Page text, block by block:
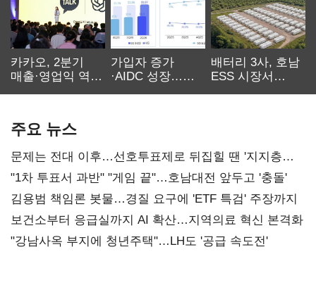
카카오, 2분기
매출·영업익 역대
가입자 증가
·AIDC 성장…
배터리 3사, 호남
ESS 시장서
주요 뉴스
문제는 전대 이후…선호투표제로 뒤집힐 땐 '지지층
불복'
"1차 투표서 과반" "게임 끝"…호남대전 앞두고 '충돌'
김용범 책임론 봇물…경질 요구에 'ETF 특검' 주장까지
보건소부터 응급실까지 AI 확산…지역의료 혁신 본격화
"강남사옥 부지에 청년주택"…LH도 '공급 속도전'